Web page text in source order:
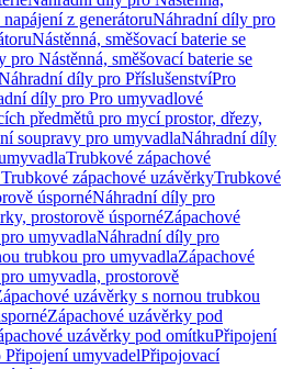
z generátoruNáhradní díly pro
Nástěnná, směšovací baterie se
pro Nástěnná, směšovací baterie se
díly pro PříslušenstvíPro
díly pro Pro umyvadlové
předmětů pro mycí prostor, dřezy,
soupravy pro umyvadlaNáhradní díly
Trubkové zápachové
zápachové uzávěrkyTrubkové
úspornéNáhradní díly pro
prostorově úspornéZápachové
umyvadlaNáhradní díly pro
trubkou pro umyvadlaZápachové
umyvadla, prostorově
uzávěrky s nornou trubkou
Zápachové uzávěrky pod
uzávěrky pod omítkuPřipojení
umyvadelPřipojovací